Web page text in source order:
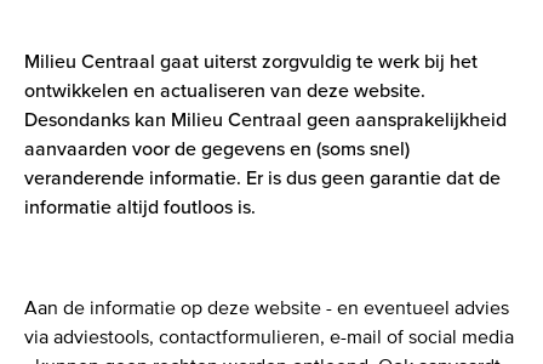
Milieu Centraal gaat uiterst zorgvuldig te werk bij het
ontwikkelen en actualiseren van deze website.
Desondanks kan Milieu Centraal geen aansprakelijkheid
aanvaarden voor de gegevens en (soms snel)
veranderende informatie. Er is dus geen garantie dat de
informatie altijd foutloos is.
Aan de informatie op deze website - en eventueel advies
via adviestools, contactformulieren, e-mail of social media